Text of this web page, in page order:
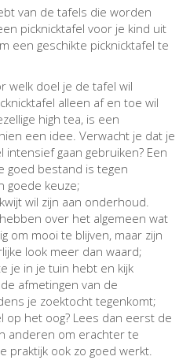
van de tafels die worden
picknicktafel voor je kind uit
een geschikte picknicktafel te
welk doel je de tafel wil
alleen af en toe wil
high tea, is een
een idee. Verwacht je dat je
gaan gebruiken? Een
goed bestand is tegen
goede keuze;
wil zijn aan onderhoud.
over het algemeen wat
om mooi te blijven, maar zijn
look meer dan waard;
je in je tuin hebt en kijk
afmetingen van de
je zoektocht tegenkomt;
op het oog? Lees dan eerst de
anderen om erachter te
praktijk ook zo goed werkt.